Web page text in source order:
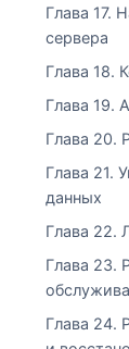
Глава 17.
сервера
Глава 18.
Глава 19.
Глава 20.
Глава 21.
данных
Глава 22.
Глава 23.
Глава 24.